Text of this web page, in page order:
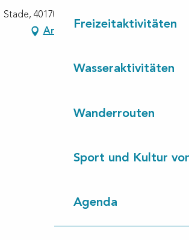
Freizeitaktivitäten
Wasseraktivitäten
Wanderrouten
Sport und Kultur
Agenda
Stade, 40170 Lit-et-Mixe
Anfahrt